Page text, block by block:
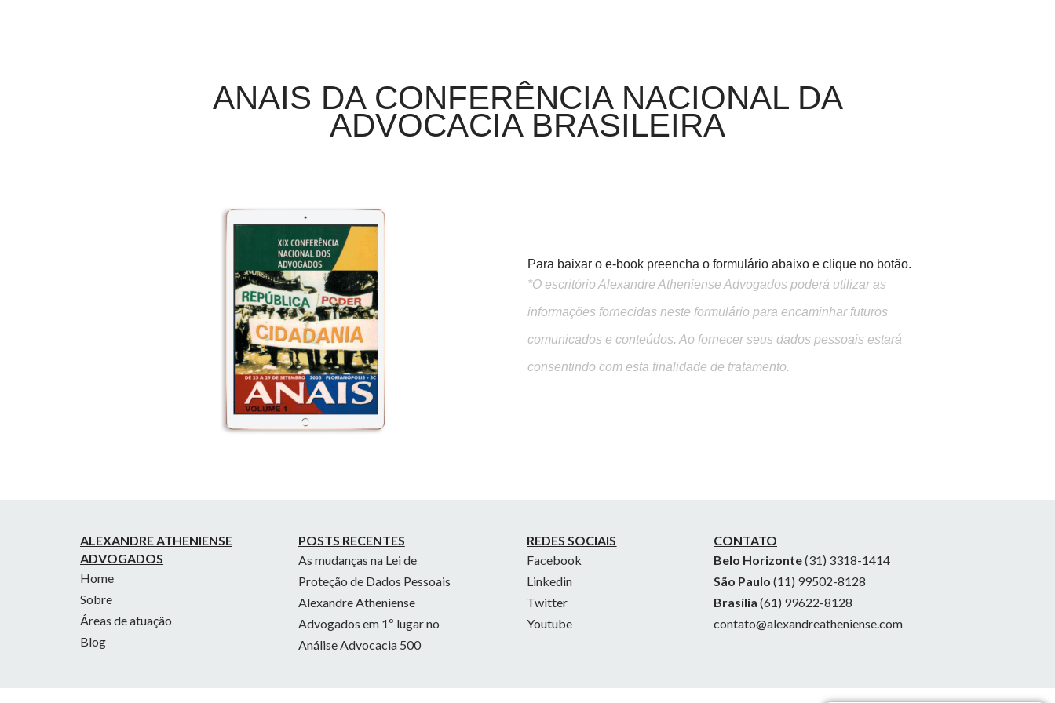
ANAIS DA CONFERÊNCIA NACIONAL DA
ADVOCACIA BRASILEIRA
Para baixar o e-book preencha o formulário abaixo e clique no botão.
*O escritório Alexandre Atheniense Advogados poderá utilizar as
informações fornecidas neste formulário para encaminhar futuros
comunicados e conteúdos. Ao fornecer seus dados pessoais estará
consentindo com esta finalidade de tratamento.
ALEXANDRE ATHENIENSE
ADVOGADOS
Home
Sobre
Áreas de atuação
Blog
POSTS RECENTES
As mudanças na Lei de
Proteção de Dados Pessoais
Alexandre Atheniense
Advogados em 1º lugar no
Análise Advocacia 500
REDES SOCIAIS
Facebook
Linkedin
Twitter
Youtube
CONTATO
Belo Horizonte(31) 3318-1414
São Paulo (11) 99502-8128
Brasília (61) 99622-8128
contato@alexandreatheniense.com